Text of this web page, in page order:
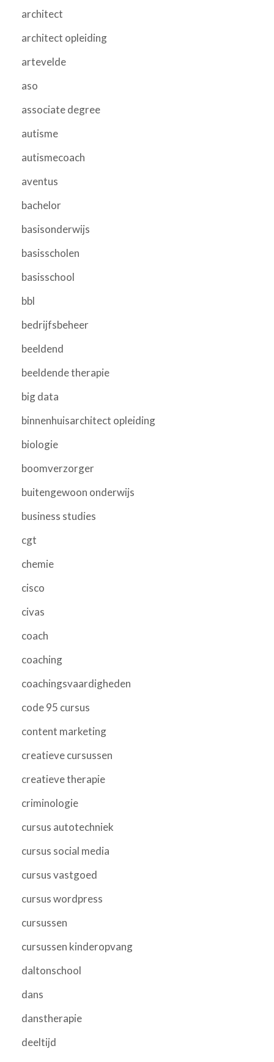
architect
architect opleiding
artevelde
aso
associate degree
autisme
autismecoach
aventus
bachelor
basisonderwijs
basisscholen
basisschool
bbl
bedrijfsbeheer
beeldend
beeldende therapie
big data
binnenhuisarchitect opleiding
biologie
boomverzorger
buitengewoon onderwijs
business studies
cgt
chemie
cisco
civas
coach
coaching
coachingsvaardigheden
code 95 cursus
content marketing
creatieve cursussen
creatieve therapie
criminologie
cursus autotechniek
cursus social media
cursus vastgoed
cursus wordpress
cursussen
cursussen kinderopvang
daltonschool
dans
danstherapie
deeltijd